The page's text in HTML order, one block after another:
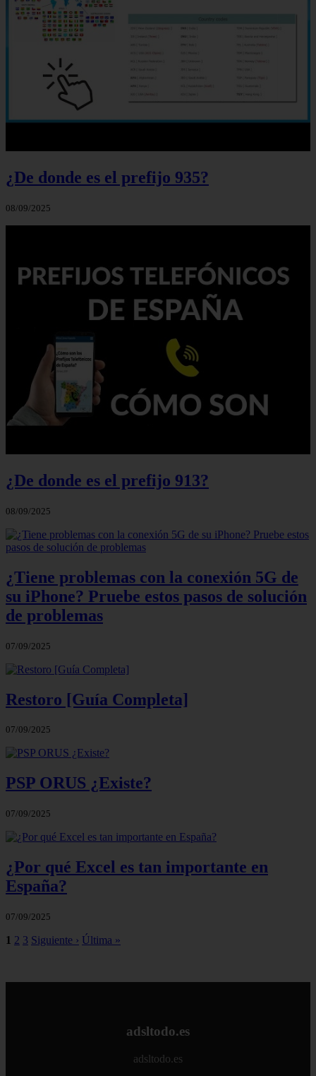
¿De donde es el prefijo 935?
08/09/2025
¿De donde es el prefijo 913?
08/09/2025
¿Tiene problemas con la conexión 5G de
su iPhone? Pruebe estos pasos de solución
de problemas
07/09/2025
Restoro [Guía Completa]
07/09/2025
PSP ORUS ¿Existe?
07/09/2025
¿Por qué Excel es tan importante en
España?
07/09/2025
1 2 3 Siguiente › Última »
adsltodo.es
adsltodo.es